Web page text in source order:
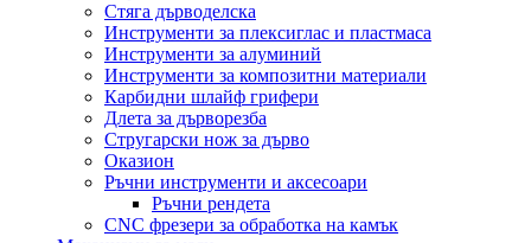
Стяга дърводелска
Инструменти за плексиглас и пластмаса
Инструменти за алуминий
Инструменти за композитни материали
Карбидни шлайф грифери
Длета за дърворезба
Стругарски нож за дърво
Оказион
Ръчни инструменти и аксесоари
Ръчни рендета
CNC фрезери за обработка на камък